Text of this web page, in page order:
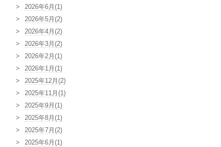
2026年6月(1)
2026年5月(2)
2026年4月(2)
2026年3月(2)
2026年2月(1)
2026年1月(1)
2025年12月(2)
2025年11月(1)
2025年9月(1)
2025年8月(1)
2025年7月(2)
2025年6月(1)